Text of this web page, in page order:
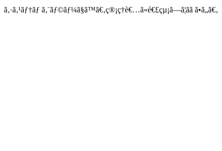
ã‚·ã‚¹ãƒ†ãƒ ã‚¨ãƒ©ãƒ¼ã§ã™ã€‚ç®¡ç†è€…ã«é€£çµ¡ã—ã¦ãã ã•ã„ã€‚